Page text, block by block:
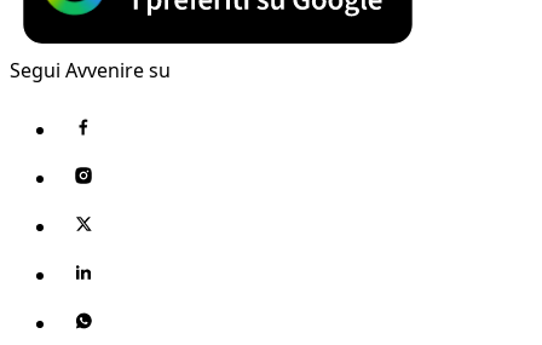
Segui Avvenire su